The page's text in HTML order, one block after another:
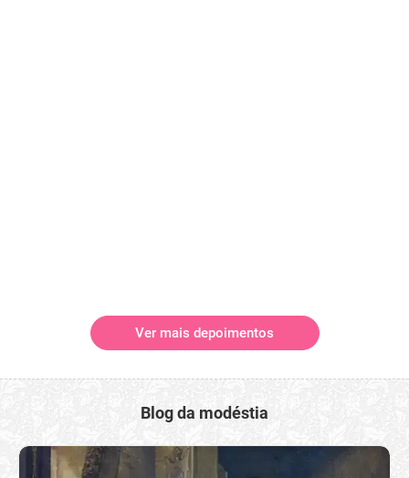
Ver mais depoimentos
Blog da modéstia